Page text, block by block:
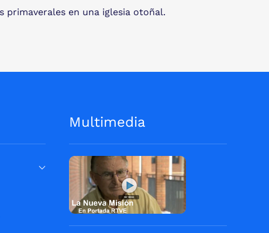
primaverales en una iglesia otoñal.
Multimedia